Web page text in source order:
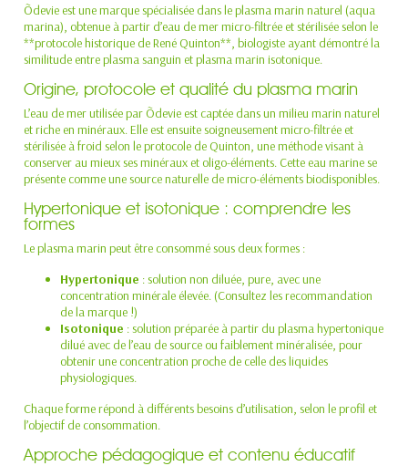
Õdevie est une marque spécialisée dans le plasma marin naturel (aqua
marina), obtenue à partir d’eau de mer micro-filtrée et stérilisée selon le
**protocole historique de René Quinton**, biologiste ayant démontré la
similitude entre plasma sanguin et plasma marin isotonique.
Origine, protocole et qualité du plasma marin
L’eau de mer utilisée par Õdevie est captée dans un milieu marin naturel
et riche en minéraux. Elle est ensuite soigneusement micro-filtrée et
stérilisée à froid selon le protocole de Quinton, une méthode visant à
conserver au mieux ses minéraux et oligo-éléments. Cette eau marine se
présente comme une source naturelle de micro-éléments biodisponibles.
Hypertonique et isotonique : comprendre les
formes
Le plasma marin peut être consommé sous deux formes :
Hypertonique : solution non diluée, pure, avec une
concentration minérale élevée. (Consultez les recommandation
de la marque !)
Isotonique : solution préparée à partir du plasma hypertonique
dilué avec de l’eau de source ou faiblement minéralisée, pour
obtenir une concentration proche de celle des liquides
physiologiques.
Chaque forme répond à différents besoins d’utilisation, selon le profil et
l’objectif de consommation.
Approche pédagogique et contenu éducatif